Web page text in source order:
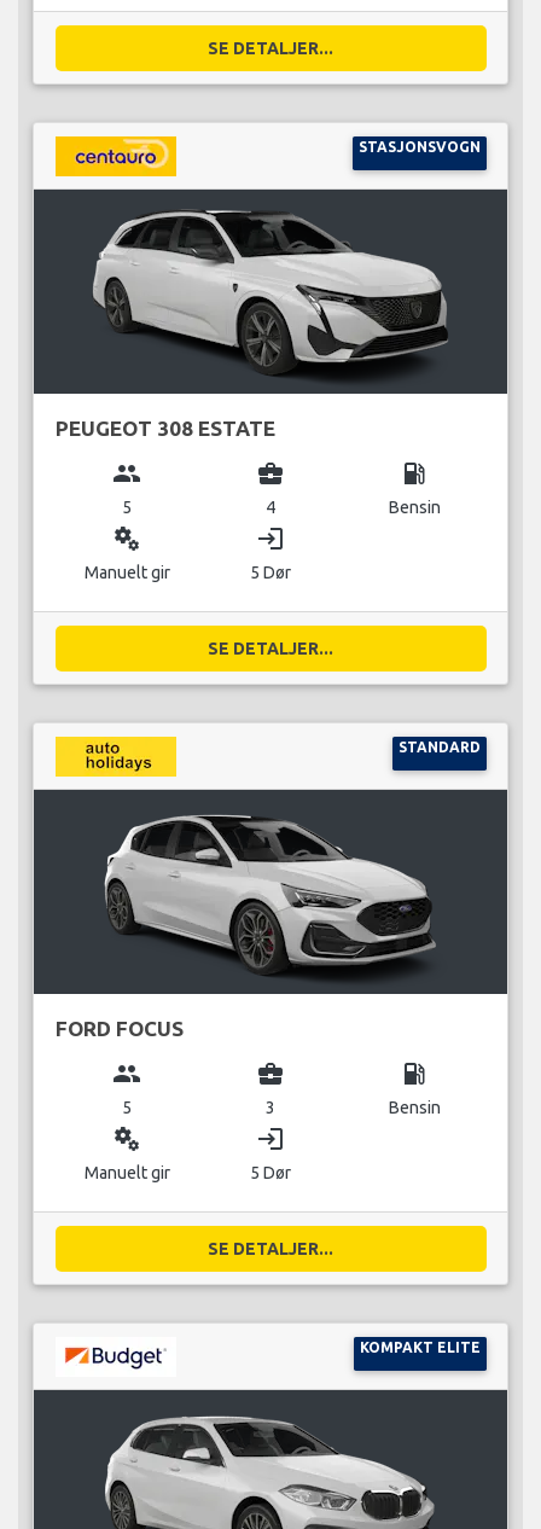
SE DETALJER...
STASJONSVOGN
PEUGEOT 308 ESTATE
group
5
business_center
4
local_gas_station
Bensin
miscellaneous_services
Manuelt gir
login
5 Dør
SE DETALJER...
STANDARD
FORD FOCUS
group
5
business_center
3
local_gas_station
Bensin
miscellaneous_services
Manuelt gir
login
5 Dør
SE DETALJER...
KOMPAKT ELITE